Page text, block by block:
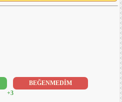
BEĞENMEDİM
+3